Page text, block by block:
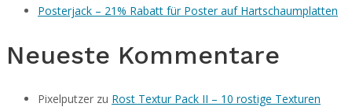
Posterjack – 21% Rabatt für Poster auf Hartschaumplatten
Neueste Kommentare
Pixelputzer zu Rost Textur Pack II – 10 rostige Texturen